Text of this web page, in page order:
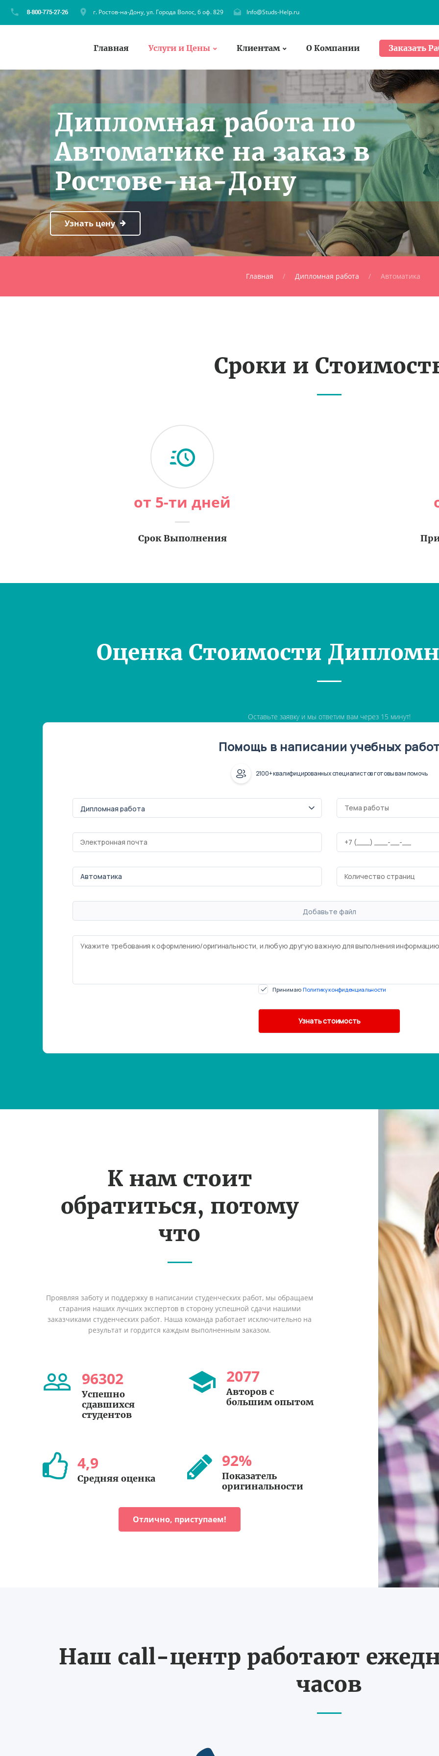
г. Ростов-на-Дону, ул. Города Волос, 6 оф. 829 Info@Studs-Help.ru
Главная Услуги и Цены Клиентам О Компании Заказать
Дипломная работа по
Автоматике на заказ в
Ростове-на-Дону
Узнать цену
Главная Дипломная работа Автоматика
Сроки и
от 5-ти дней
Срок Выполнения
Оценка Стоимости
Оставьте заявку и мы ответим вам через 15 минут!
Помощь в написании учебных
2100+ квалифицированных специалистов готовы вам помочь
Добавьте файл
Принимаю Политику конфиденциальности
К нам стоит
обратиться, потому
что
Проявляя заботу и поддержку в написании студенческих работ, мы обращаем
старания наших лучших экспертов в сторону успешной сдачи нашими
заказчиками студенческих работ. Наша команда работает исключительно на
результат и гордится каждым выполненным заказом.
96302
Успешно
сдавшихся
студентов
2077
Авторов с
большим опытом
4,9
Средняя оценка
92%
Показатель
оригинальности
Отлично, приступаем!
Наш call-центр работают
часов